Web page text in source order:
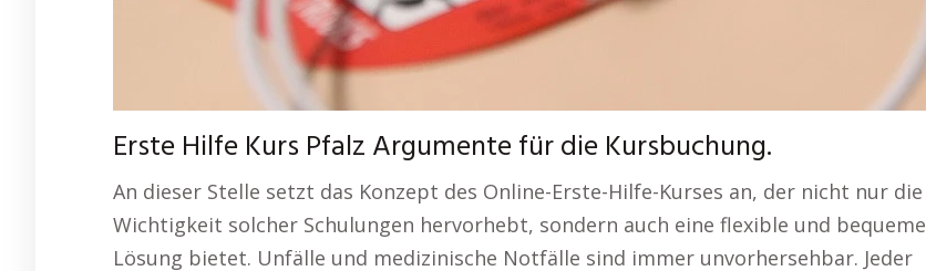
Erste Hilfe Kurs Pfalz Argumente für die Kursbuchung.
An dieser Stelle setzt das Konzept des Online-Erste-Hilfe-Kurses an, der nicht nur die
Wichtigkeit solcher Schulungen hervorhebt, sondern auch eine flexible und bequeme
Lösung bietet. Unfälle und medizinische Notfälle sind immer unvorhersehbar. Jeder